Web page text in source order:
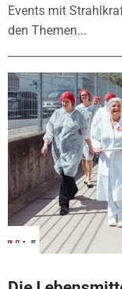
Events mit
den Themen...